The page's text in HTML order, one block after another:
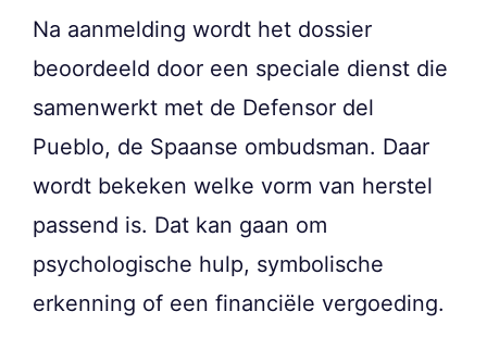
Na aanmelding wordt het dossier
beoordeeld door een speciale dienst die
samenwerkt met de Defensor del
Pueblo, de Spaanse ombudsman. Daar
wordt bekeken welke vorm van herstel
passend is. Dat kan gaan om
psychologische hulp, symbolische
erkenning of een financiële vergoeding.